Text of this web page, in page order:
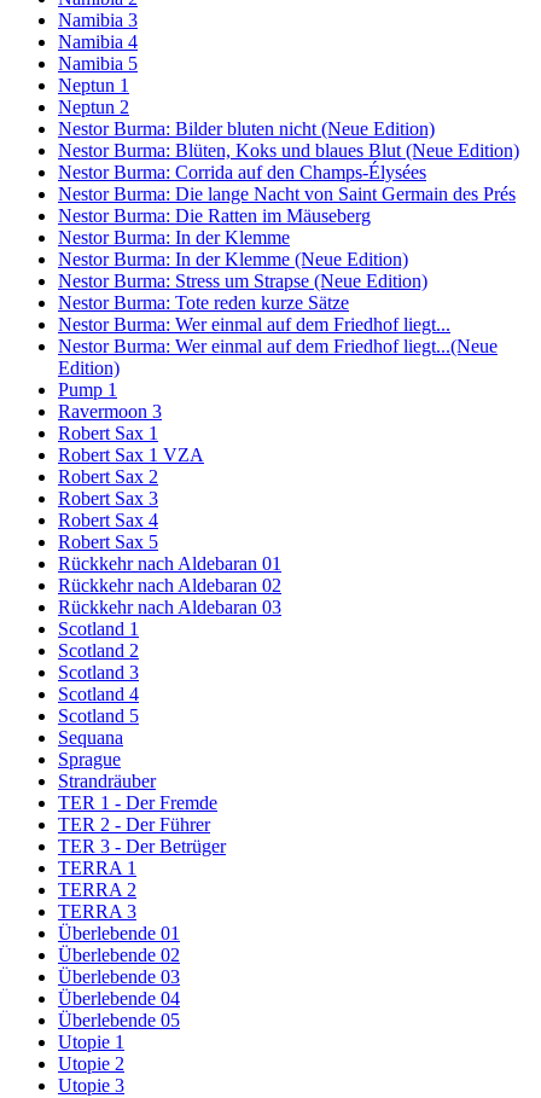
Namibia 3
Namibia 4
Namibia 5
Neptun 1
Neptun 2
Nestor Burma: Bilder bluten nicht (Neue Edition)
Nestor Burma: Blüten, Koks und blaues Blut (Neue Edition)
Nestor Burma: Corrida auf den Champs-Élysées
Nestor Burma: Die lange Nacht von Saint Germain des Prés
Nestor Burma: Die Ratten im Mäuseberg
Nestor Burma: In der Klemme
Nestor Burma: In der Klemme (Neue Edition)
Nestor Burma: Stress um Strapse (Neue Edition)
Nestor Burma: Tote reden kurze Sätze
Nestor Burma: Wer einmal auf dem Friedhof liegt...
Nestor Burma: Wer einmal auf dem Friedhof liegt...(Neue
Edition)
Pump 1
Ravermoon 3
Robert Sax 1
Robert Sax 1 VZA
Robert Sax 2
Robert Sax 3
Robert Sax 4
Robert Sax 5
Rückkehr nach Aldebaran 01
Rückkehr nach Aldebaran 02
Rückkehr nach Aldebaran 03
Scotland 1
Scotland 2
Scotland 3
Scotland 4
Scotland 5
Sequana
Sprague
Strandräuber
TER 1 - Der Fremde
TER 2 - Der Führer
TER 3 - Der Betrüger
TERRA 1
TERRA 2
TERRA 3
Überlebende 01
Überlebende 02
Überlebende 03
Überlebende 04
Überlebende 05
Utopie 1
Utopie 2
Utopie 3